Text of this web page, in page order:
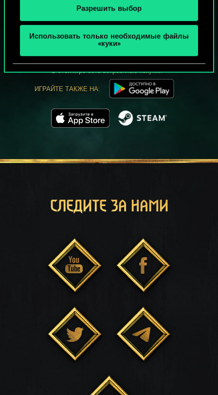
Разрешить выбор
Использовать только необходимые файлы
«куки»
МОЖЕТ ПАРТЕЕЧКУ В ГВИНТ?
ИГРАТЬ
БЕСПЛАТНО НА ПК
В этой игре есть встроенные покупки
ИГРАЙТЕ ТАКЖЕ НА:
СЛЕДИТЕ ЗА НАМИ